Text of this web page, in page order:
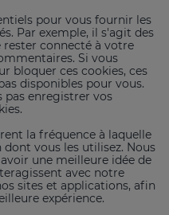
pour vous fournir les
Par exemple, il s'agit des
connecté à votre
Si vous
bloquer ces cookies, ces
disponibles pour vous.
pas enregistrer vos
la fréquence à laquelle
vous les utilisez. Nous
une meilleure idée de
avec notre
sites et applications, afin
expérience.